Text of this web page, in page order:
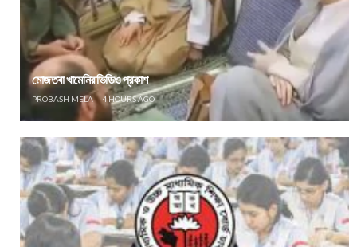
মোজতবা খামেনির ভিডিও প্রকাশ
PROBASH MELA 4 HOURS AGO